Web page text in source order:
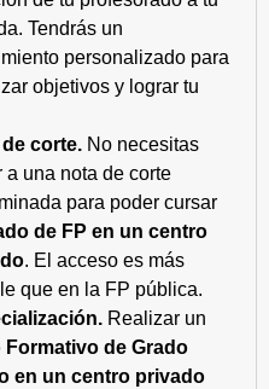
Tendrás un
personalizado para
objetivos y lograr tu
de corte. No necesitas
a una nota de corte
para poder cursar
de FP en un centro
. El acceso es más
que en la FP pública.
Realizar un
Formativo de Grado
en un centro privado